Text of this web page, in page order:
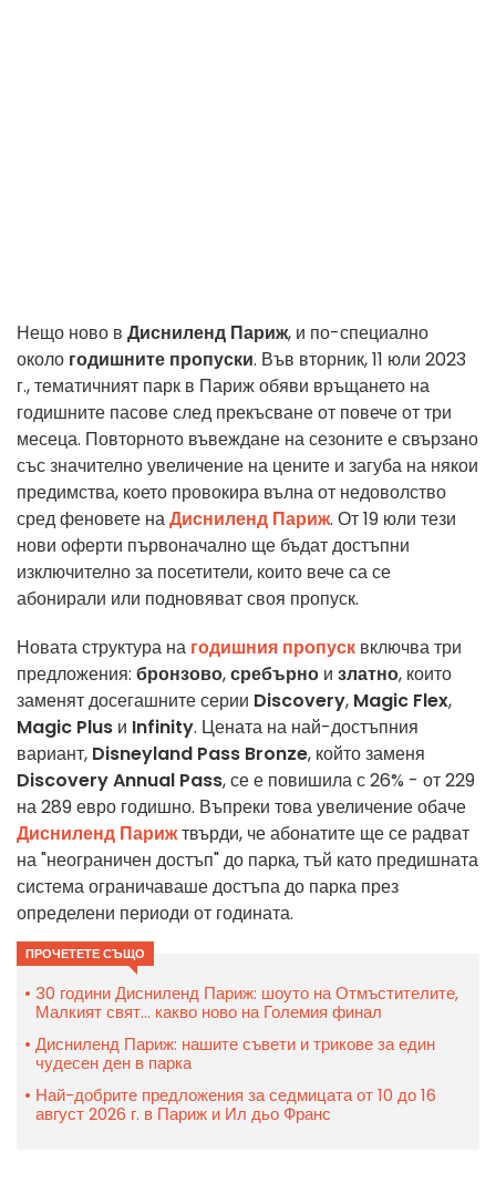
Нещо ново в Дисниленд Париж, и по-специално
около годишните пропуски. Във вторник, 11 юли 2023
г., тематичният парк в Париж обяви връщането на
годишните пасове след прекъсване от повече от три
месеца. Повторното въвеждане на сезоните е свързано
със значително увеличение на цените и загуба на някои
предимства, което провокира вълна от недоволство
сред феновете наДисниленд Париж. От 19 юли тези
нови оферти първоначално ще бъдат достъпни
изключително за посетители, които вече са се
абонирали или подновяват своя пропуск.
Новата структура на годишния пропуск включва три
предложения: бронзово,сребърно и златно, които
заменят досегашните серии Discovery, Magic Flex,
Magic Plus и Infinity. Цената на най-достъпния
вариант, Disneyland Pass Bronze, който заменя
Discovery Annual Pass, се е повишила с 26% - от 229
на 289 евро годишно. Въпреки това увеличение обаче
Дисниленд Парижтвърди, че абонатите ще се радват
на "неограничен достъп" до парка, тъй като предишната
система ограничаваше достъпа до парка през
определени периоди от годината.
ПРОЧЕТЕТЕ СЪЩО
30 години Дисниленд Париж: шоуто на Отмъстителите,
Малкият свят... какво ново на Големия финал
Дисниленд Париж: нашите съвети и трикове за един
чудесен ден в парка
Най-добрите предложения за седмицата от 10 до 16
август 2026 г. в Париж и Ил дьо Франс